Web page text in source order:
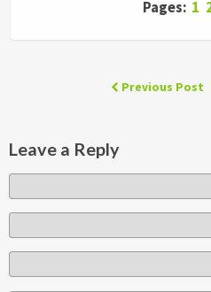
Pages: 1
Previous Post
Leave a Reply